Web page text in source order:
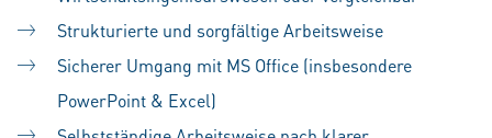
Strukturierte und sorgfältige Arbeitsweise
Sicherer Umgang mit MS Office (insbesondere
PowerPoint & Excel)